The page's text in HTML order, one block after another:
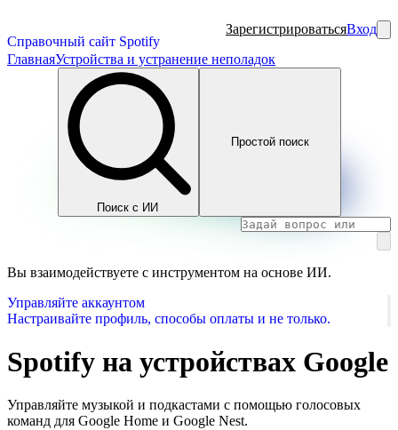
Справочный сайт Spotify
ЗарегистрироватьсяВход
ГлавнаяУстройства и устранение неполадок
Поиск с ИИ
Простой поиск
Вы взаимодействуете с инструментом на основе ИИ.
Управляйте аккаунтом
Настраивайте профиль, способы оплаты и не только.
Spotify на устройствах Google
Управляйте музыкой и подкастами с помощью голосовых
команд для Google Home и Google Nest.